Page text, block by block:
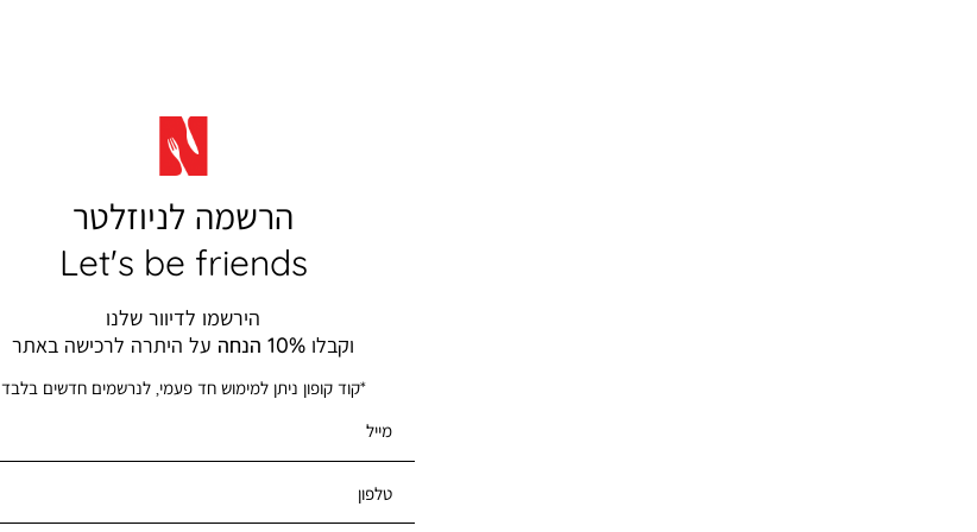
הרשמה לניוזלטר
Let's be friends
הירשמו לדיוור שלנו
וקבלו 10% הנחה על היתרה לרכישה באתר
*קוד קופון ניתן למימוש חד פעמי, לנרשמים חדשים בלבד
מייל
טלפון